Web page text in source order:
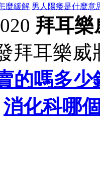
麼緩解 男人陽痿是什麼意
拜耳樂
拜耳樂
的嗎多少
消化科哪